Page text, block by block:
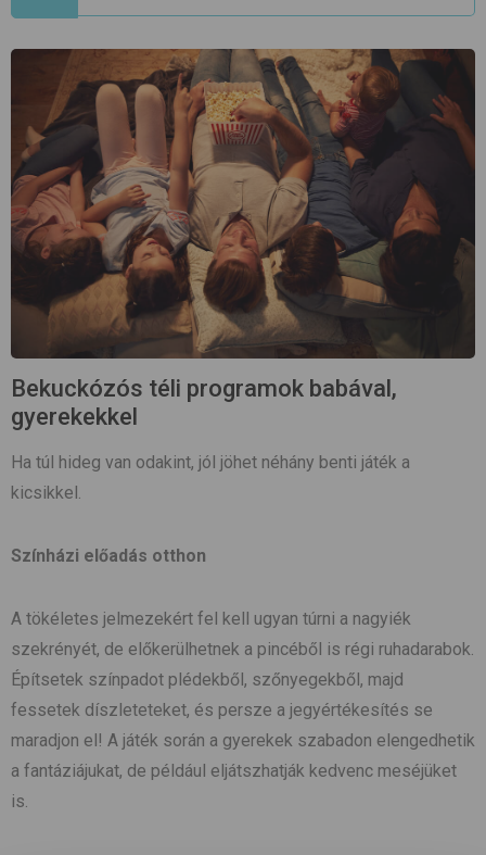
Bekuckózós téli programok babával,
gyerekekkel
Ha túl hideg van odakint, jól jöhet néhány benti játék a
kicsikkel.
Színházi előadás otthon
A tökéletes jelmezekért fel kell ugyan túrni a nagyiék
szekrényét, de előkerülhetnek a pincéből is régi ruhadarabok.
Építsetek színpadot plédekből, szőnyegekből, majd
fessetek díszleteteket, és persze a jegyértékesítés se
maradjon el! A játék során a gyerekek szabadon elengedhetik
a fantáziájukat, de például eljátszhatják kedvenc meséjüket
is.